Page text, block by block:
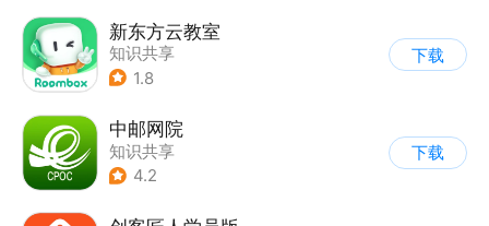
新东方云教室
知识共享
1.8
下载
中邮网院
知识共享
4.2
下载